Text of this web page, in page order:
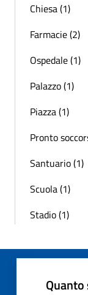
Chiesa (1)
Farmacie (2)
Ospedale (1)
Palazzo (1)
Piazza (1)
Pronto
Santuario (1)
Scuola (1)
Stadio (1)